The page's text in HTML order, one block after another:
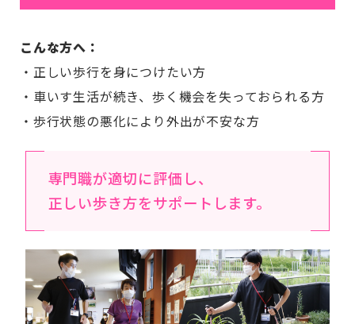
こんな方へ：
・正しい歩行を身につけたい方
・車いす生活が続き、歩く機会を失っておられる方
・歩行状態の悪化により外出が不安な方
専門職が適切に評価し、
正しい歩き方をサポートします。